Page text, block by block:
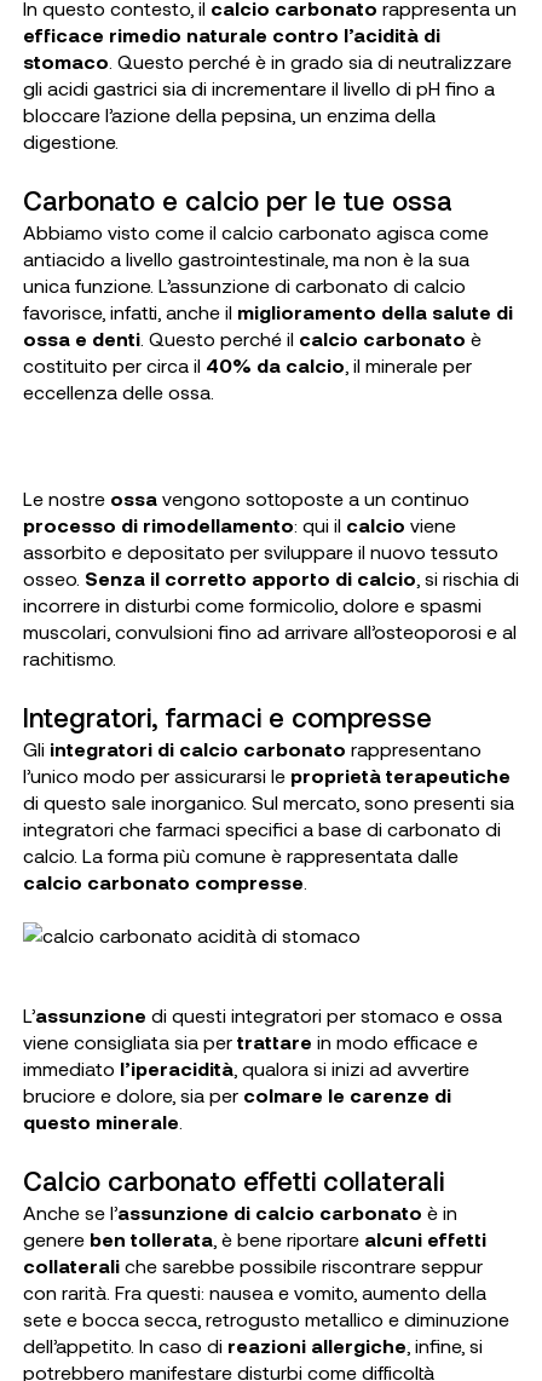
In questo contesto, il calcio carbonato rappresenta un
efficace rimedio naturale contro l’acidità di
stomaco . Questo perché è in grado sia di neutralizzare
gli acidi gastrici sia di incrementare il livello di pH fino a
bloccare l’azione della pepsina, un enzima della
digestione.
Carbonato e calcio per le tue ossa
Abbiamo visto come il calcio carbonato agisca come
antiacido a livello gastrointestinale, ma non è la sua
unica funzione. L’assunzione di carbonato di calcio
favorisce, infatti, anche il miglioramento della salute di
ossa e denti. Questo perché il calcio carbonato è
costituito per circa il 40% da calcio , il minerale per
eccellenza delle ossa.
Le nostre ossavengono sottoposte a un continuo
processo di rimodellamento: qui il calcio viene
assorbito e depositato per sviluppare il nuovo tessuto
osseo. Senza il corretto apporto di calcio , si rischia di
incorrere in disturbi come formicolio, dolore e spasmi
muscolari, convulsioni fino ad arrivare all’osteoporosi e al
rachitismo.
Integratori, farmaci e compresse
Gli integratori di calcio carbonato rappresentano
l’unico modo per assicurarsi le proprietà terapeutiche
di questo sale inorganico. Sul mercato, sono presenti sia
integratori che farmaci specifici a base di carbonato di
calcio. La forma più comune è rappresentata dalle
calcio carbonato compresse
L’assunzione di questi integratori per stomaco e ossa
viene consigliata sia pertrattare in modo efficace e
immediato l’iperacidità, qualora si inizi ad avvertire
bruciore e dolore, sia per colmare le carenze di
questo minerale
Calcio carbonato effetti collaterali
Anche se l’assunzione di calcio carbonato è in
genere ben tollerata, è bene riportare alcuni effetti
collateraliche sarebbe possibile riscontrare seppur
con rarità. Fra questi: nausea e vomito, aumento della
sete e bocca secca, retrogusto metallico e diminuzione
dell’appetito. In caso di reazioni allergiche , infine, si
potrebbero manifestare disturbi come difficoltà